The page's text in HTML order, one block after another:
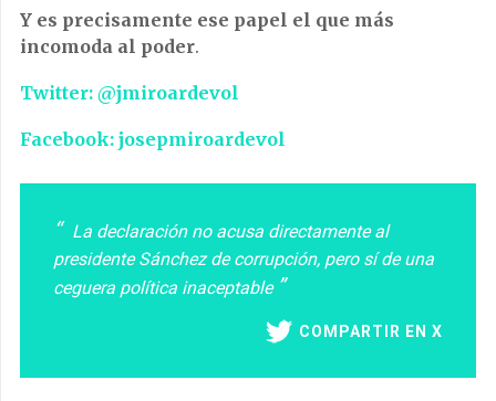
Y es precisamente ese papel el que más
incomoda al poder.
Twitter: @jmiroardevol
Facebook: josepmiroardevol
La declaración no acusa directamente al
presidente Sánchez de corrupción, pero sí de una
ceguera política inaceptable
COMPARTIR EN X